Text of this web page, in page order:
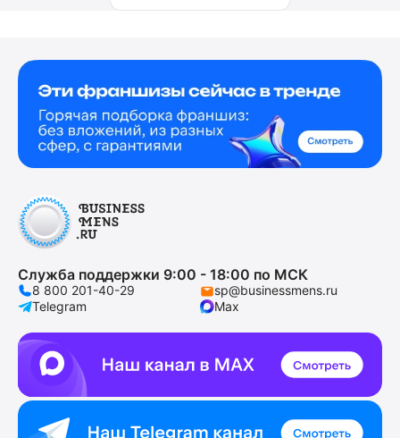
Служба поддержки 9:00 - 18:00 по МСК
8 800 201-40-29
sp@businessmens.ru
Telegram
Max